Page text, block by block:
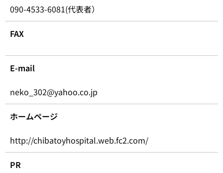
090-4533-6081(代表者）
FAX
E-mail
neko_302@yahoo.co.jp
ホームページ
http://chibatoyhospital.web.fc2.com/
PR